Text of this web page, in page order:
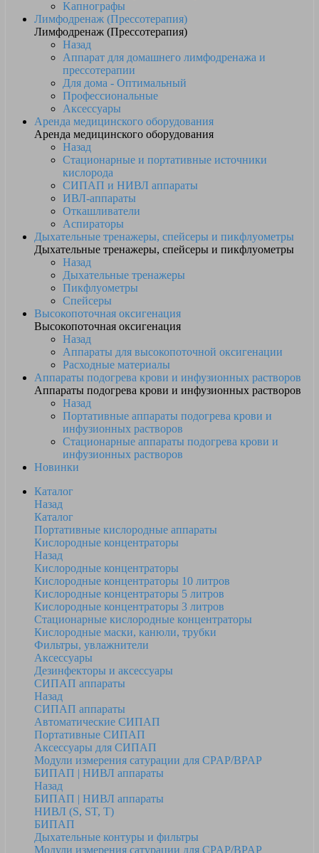
Kапнографы
Лимфодренаж (Прессотерапия)
Лимфодренаж (Прессотерапия)
Назад
Аппарат для домашнего лимфодренажа и
прессотерапии
Для дома - Оптимальный
Профессиональные
Аксессуары
Аренда медицинского оборудования
Аренда медицинского оборудования
Назад
Стационарные и портативные источники
кислорода
СИПАП и НИВЛ аппараты
ИВЛ-аппараты
Откашливатели
Аспираторы
Дыхательные тренажеры, спейсеры и пикфлуометры
Дыхательные тренажеры, спейсеры и пикфлуометры
Назад
Дыхательные тренажеры
Пикфлуометры
Спейсеры
Высокопоточная оксигенация
Высокопоточная оксигенация
Назад
Аппараты для высокопоточной оксигенации
Расходные материалы
Аппараты подогрева крови и инфузионных растворов
Аппараты подогрева крови и инфузионных растворов
Назад
Портативные аппараты подогрева крови и
инфузионных растворов
Стационарные аппараты подогрева крови и
инфузионных растворов
Новинки
Каталог
Назад
Каталог
Портативные кислородные аппараты
Кислородные концентраторы
Назад
Кислородные концентраторы
Кислородные концентраторы 10 литров
Кислородные концентраторы 5 литров
Кислородные концентраторы 3 литров
Стационарные кислородные концентраторы
Кислородные маски, канюли, трубки
Фильтры, увлажнители
Аксессуары
Дезинфекторы и аксессуары
СИПАП аппараты
Назад
СИПАП аппараты
Автоматические СИПАП
Портативные СИПАП
Аксессуары для СИПАП
Модули измерения сатурации для CPAP/BPAP
БИПАП | НИВЛ аппараты
Назад
БИПАП | НИВЛ аппараты
НИВЛ (S, ST, T)
БИПАП
Дыхательные контуры и фильтры
Модули измерения сатурации для CPAP/BPAP